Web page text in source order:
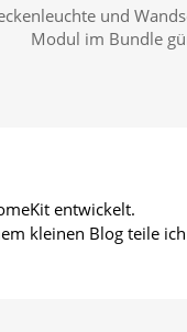
und
Modul im Bundle
entwickelt.
kleinen Blog teile ich